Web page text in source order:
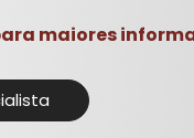
maiores